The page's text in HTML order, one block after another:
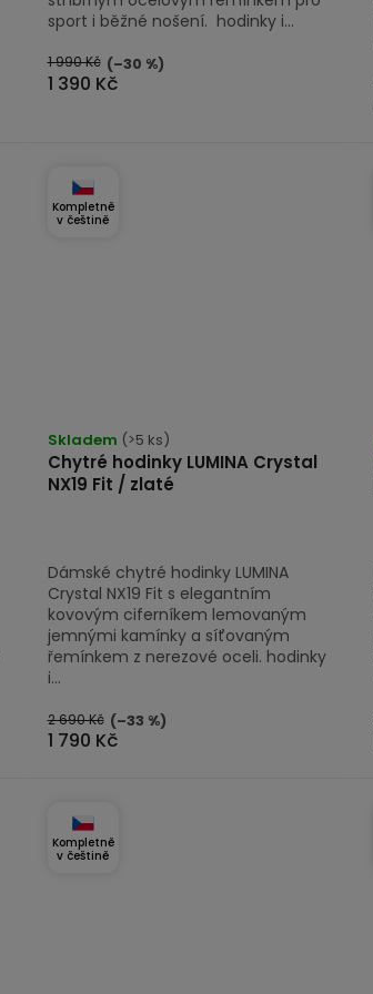
1 390 Kč
1 990 Kč (–30 %)
sport i běžné nošení. hodinky i...
Kompletně
v češtině
Chytré hodinky LUMINA Crystal
NX19 Fit / zlaté
hodnocení
produktu
je
5
hvězdiček.
Skladem (>5 ks)
1 790 Kč
2 690 Kč (–33 %)
Dámské chytré hodinky LUMINA
Crystal NX19 Fit s elegantním
kovovým ciferníkem lemovaným
jemnými kamínky a síťovaným
řemínkem z nerezové oceli. hodinky
i...
Kompletně
v češtině